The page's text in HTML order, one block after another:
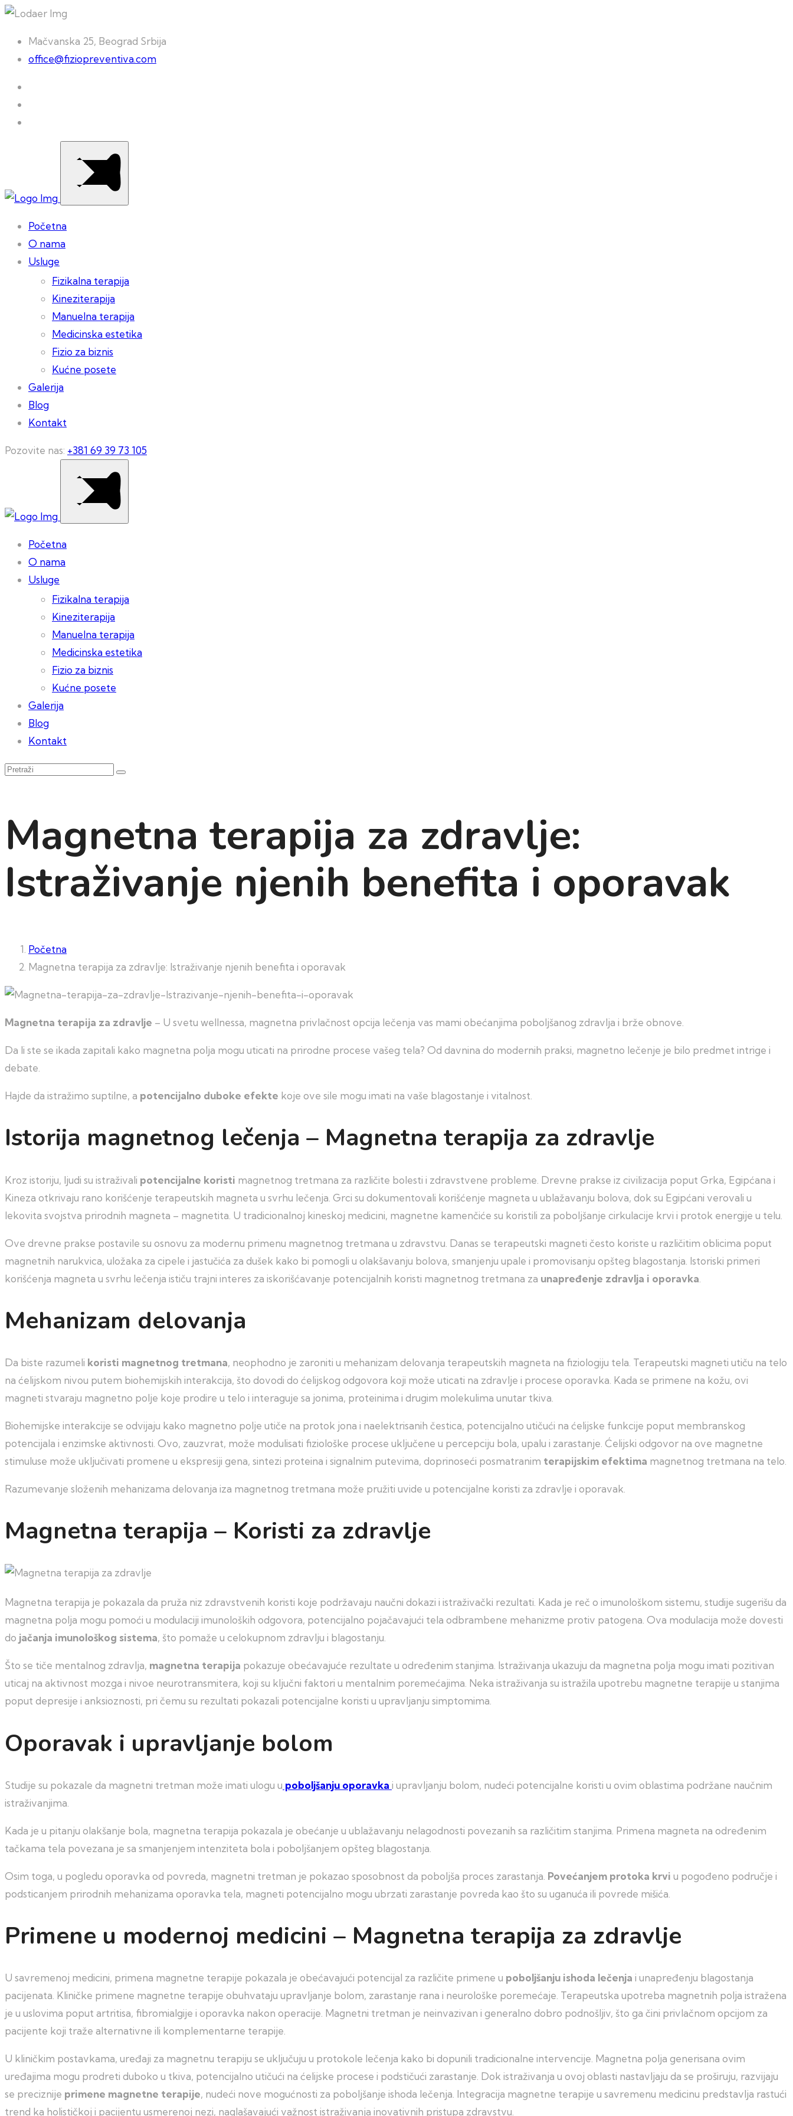
Mačvanska 25, Beograd Srbija
office@fiziopreventiva.com
Početna
O nama
Usluge
Fizikalna terapija
Kineziterapija
Manuelna terapija
Medicinska estetika
Fizio za biznis
Kućne posete
Galerija
Blog
Kontakt
Pozovite nas: +381 69 39 73 105
Početna
O nama
Usluge
Fizikalna terapija
Kineziterapija
Manuelna terapija
Medicinska estetika
Fizio za biznis
Kućne posete
Galerija
Blog
Kontakt
Magnetna terapija za zdravlje:
Istraživanje njenih benefita i oporavak
Početna
Magnetna terapija za zdravlje: Istraživanje njenih benefita i oporavak
Magnetna terapija za zdravlje – U svetu wellnessa, magnetna privlačnost opcija lečenja vas mami obećanjima poboljšanog zdravlja i brže obnove.
Da li ste se ikada zapitali kako magnetna polja mogu uticati na prirodne procese vašeg tela? Od davnina do modernih praksi, magnetno lečenje je bilo predmet intrige i
debate.
Hajde da istražimo suptilne, a potencijalno duboke efekte koje ove sile mogu imati na vaše blagostanje i vitalnost.
Istorija magnetnog lečenja – Magnetna terapija za zdravlje
Kroz istoriju, ljudi su istraživali potencijalne koristi magnetnog tretmana za različite bolesti i zdravstvene probleme. Drevne prakse iz civilizacija poput Grka, Egipćana i
Kineza otkrivaju rano korišćenje terapeutskih magneta u svrhu lečenja. Grci su dokumentovali korišćenje magneta u ublažavanju bolova, dok su Egipćani verovali u
lekovita svojstva prirodnih magneta – magnetita. U tradicionalnoj kineskoj medicini, magnetne kamenčiće su koristili za poboljšanje cirkulacije krvi i protok energije u telu.
Ove drevne prakse postavile su osnovu za modernu primenu magnetnog tretmana u zdravstvu. Danas se terapeutski magneti često koriste u različitim oblicima poput
magnetnih narukvica, uložaka za cipele i jastučića za dušek kako bi pomogli u olakšavanju bolova, smanjenju upale i promovisanju opšteg blagostanja. Istoriski primeri
korišćenja magneta u svrhu lečenja ističu trajni interes za iskorišćavanje potencijalnih koristi magnetnog tretmana za unapređenje zdravlja i oporavka
Mehanizam delovanja
Da biste razumeli koristi magnetnog tretmana, neophodno je zaroniti u mehanizam delovanja terapeutskih magneta na fiziologiju tela. Terapeutski magneti utiču na telo
na ćelijskom nivou putem biohemijskih interakcija, što dovodi do ćelijskog odgovora koji može uticati na zdravlje i procese oporavka. Kada se primene na kožu, ovi
magneti stvaraju magnetno polje koje prodire u telo i interaguje sa jonima, proteinima i drugim molekulima unutar tkiva.
Biohemijske interakcije se odvijaju kako magnetno polje utiče na protok jona i naelektrisanih čestica, potencijalno utičući na ćelijske funkcije poput membranskog
potencijala i enzimske aktivnosti. Ovo, zauzvrat, može modulisati fiziološke procese uključene u percepciju bola, upalu i zarastanje. Ćelijski odgovor na ove magnetne
stimuluse može uključivati promene u ekspresiji gena, sintezi proteina i signalnim putevima, doprinoseći posmatranim terapijskim efektima magnetnog tretmana na telo.
Razumevanje složenih mehanizama delovanja iza magnetnog tretmana može pružiti uvide u potencijalne koristi za zdravlje i oporavak.
Magnetna terapija – Koristi za zdravlje
Magnetna terapija je pokazala da pruža niz zdravstvenih koristi koje podržavaju naučni dokazi i istraživački rezultati. Kada je reč o imunološkom sistemu, studije sugerišu da
magnetna polja mogu pomoći u modulaciji imunoloških odgovora, potencijalno pojačavajući tela odbrambene mehanizme protiv patogena. Ova modulacija može dovesti
do jačanja imunološkog sistema, što pomaže u celokupnom zdravlju i blagostanju.
Što se tiče mentalnog zdravlja, magnetna terapija pokazuje obećavajuće rezultate u određenim stanjima. Istraživanja ukazuju da magnetna polja mogu imati pozitivan
uticaj na aktivnost mozga i nivoe neurotransmitera, koji su ključni faktori u mentalnim poremećajima. Neka istraživanja su istražila upotrebu magnetne terapije u stanjima
poput depresije i anksioznosti, pri čemu su rezultati pokazali potencijalne koristi u upravljanju simptomima.
Oporavak i upravljanje bolom
Studije su pokazale da magnetni tretman može imati ulogu u poboljšanju oporavka i upravljanju bolom, nudeći potencijalne koristi u ovim oblastima podržane naučnim
istraživanjima.
Kada je u pitanju olakšanje bola, magnetna terapija pokazala je obećanje u ublažavanju nelagodnosti povezanih sa različitim stanjima. Primena magneta na određenim
tačkama tela povezana je sa smanjenjem intenziteta bola i poboljšanjem opšteg blagostanja.
Osim toga, u pogledu oporavka od povreda, magnetni tretman je pokazao sposobnost da poboljša proces zarastanja. Povećanjem protoka krvi u pogođeno područje i
podsticanjem prirodnih mehanizama oporavka tela, magneti potencijalno mogu ubrzati zarastanje povreda kao što su uganuća ili povrede mišića.
Primene u modernoj medicini – Magnetna terapija za zdravlje
U savremenoj medicini, primena magnetne terapije pokazala je obećavajući potencijal za različite primene u poboljšanju ishoda lečenja i unapređenju blagostanja
pacijenata. Kliničke primene magnetne terapije obuhvataju upravljanje bolom, zarastanje rana i neurološke poremećaje. Terapeutska upotreba magnetnih polja istražena
je u uslovima poput artritisa, fibromialgije i oporavka nakon operacije. Magnetni tretman je neinvazivan i generalno dobro podnošljiv, što ga čini privlačnom opcijom za
pacijente koji traže alternativne ili komplementarne terapije.
U kliničkim postavkama, uređaji za magnetnu terapiju se uključuju u protokole lečenja kako bi dopunili tradicionalne intervencije. Magnetna polja generisana ovim
uređajima mogu prodreti duboko u tkiva, potencijalno utičući na ćelijske procese i podstičući zarastanje. Dok istraživanja u ovoj oblasti nastavljaju da se proširuju, razvijaju
se preciznije primene magnetne terapije, nudeći nove mogućnosti za poboljšanje ishoda lečenja. Integracija magnetne terapije u savremenu medicinu predstavlja rastući
trend ka holističkoj i pacijentu usmerenoj nezi, naglašavajući važnost istraživanja inovativnih pristupa zdravstvu.